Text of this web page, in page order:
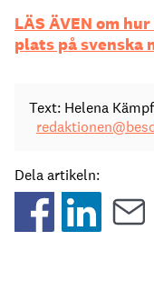
LÄS ÄVEN om
plats på svenska
Text: Helena
Dela artikeln: